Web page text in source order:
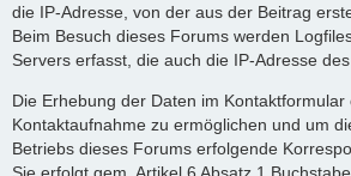
die IP-Adresse, von der aus der Beitrag
Beim Besuch dieses Forums werden
Servers erfasst, die auch die IP-Adresse
Die Erhebung der Daten im
Kontaktaufnahme zu ermöglichen und um
Betriebs dieses Forums erfolgende